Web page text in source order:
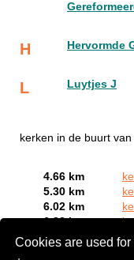
Cookies are used
H Hervormde
L Luytjes J
kerken in de buurt
4.66 km
5.30 km
6.02 km
6.83 km
Bent of kent u een